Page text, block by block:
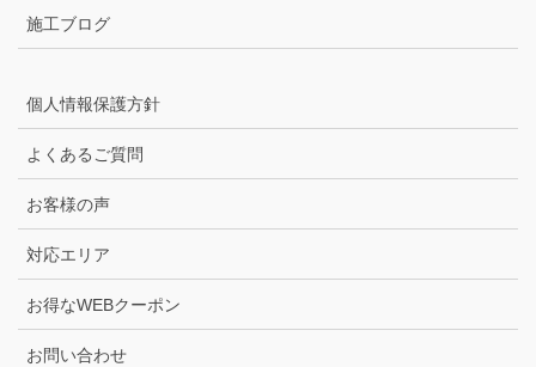
施工ブログ
個人情報保護方針
よくあるご質問
お客様の声
対応エリア
お得なWEBクーポン
お問い合わせ